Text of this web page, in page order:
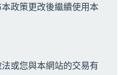
政策更改後繼續使用本
或您與本網站的交易有